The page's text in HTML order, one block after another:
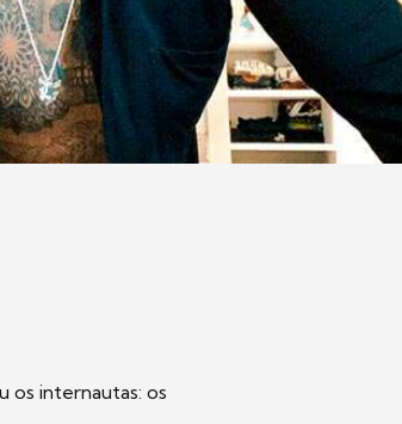
os internautas: os